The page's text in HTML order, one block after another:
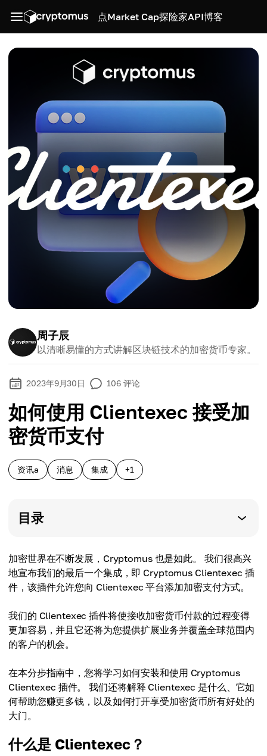
点Market Cap探险家API博客
周子辰
以清晰易懂的方式讲解区块链技术的加密货币专家。
2023年9月30日 106 评论
如何使用 Clientexec 接受加
密货币支付
资讯a 消息 集成 +1
目录
加密世界在不断发展，Cryptomus 也是如此。 我们很高兴
地宣布我们的最后一个集成，即 Cryptomus Clientexec 插
件，该插件允许您向 Clientexec 平台添加加密支付方式。
我们的 Clientexec 插件将使接收加密货币付款的过程变得
更加容易，并且它还将为您提供扩展业务并覆盖全球范围内
的客户的机会。
在本分步指南中，您将学习如何安装和使用 Cryptomus
Clientexec 插件。 我们还将解释 Clientexec 是什么、它如
何帮助您赚更多钱，以及如何打开享受加密货币所有好处的
大门。
什么是 Clientexec？